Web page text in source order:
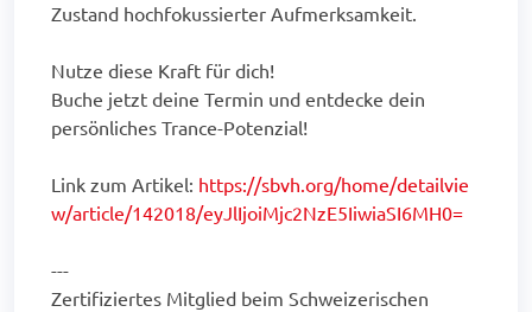
Zustand hochfokussierter Aufmerksamkeit.
Nutze diese Kraft für dich!
Buche jetzt deine Termin und entdecke dein
persönliches Trance-Potenzial!
Link zum Artikel: https://sbvh.org/home/detailvie
w/article/142018/eyJlIjoiMjc2NzE5IiwiaSI6MH0=
---
Zertifiziertes Mitglied beim Schweizerischen